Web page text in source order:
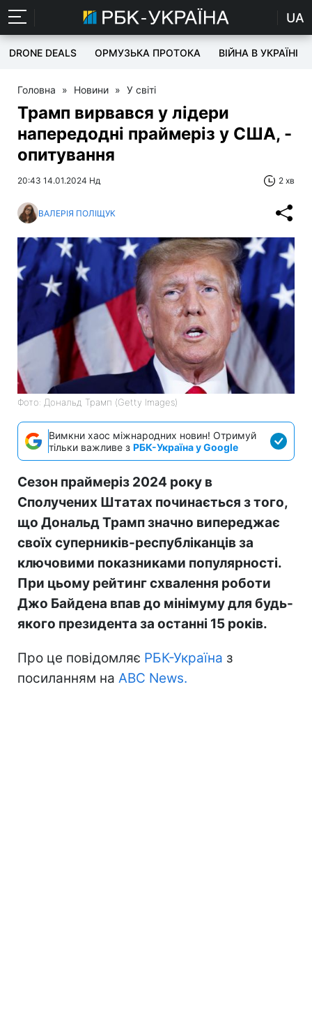
UA
DRONE DEALS ОРМУЗЬКА ПРОТОКА ВІЙНА В УКРАЇНІ
Головна » Новини » У світі
Трамп вирвався у лідери
напередодні праймеріз у США, -
опитування
20:43 14.01.2024 Нд 2 хв
ВАЛЕРІЯ ПОЛІЩУК
Фото: Дональд Трамп (Getty Images)
Вимкни хаос міжнародних новин! Отримуй
тільки важливе з РБК-Україна у Google
Сезон праймеріз 2024 року в
Сполучених Штатах починається з того,
що Дональд Трамп значно випереджає
своїх суперників-республіканців за
ключовими показниками популярності.
При цьому рейтинг схвалення роботи
Джо Байдена впав до мінімуму для будь-
якого президента за останні 15 років.
Про це повідомляє РБК-Україна з
посиланням на ABC News.